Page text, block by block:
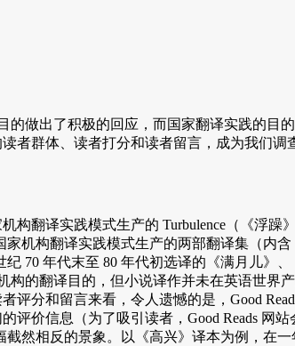
做出了积极的回应，而国家翻译实践的目
者群体、读者打分和读者留言，成为我们
翻译实践模式生产的 Turbulence（《浮躁》
家机构翻译实践模式生产的两部翻译集（内
70 年代末至 80 年代初选译的《满月儿》
的翻译目的，但小说译作并未在英语世界产
分和留言来看，令人遗憾的是，Good
评价信息（为了吸引读者，Good Reads 网
然相反的景象。以《高兴》译本为例，在